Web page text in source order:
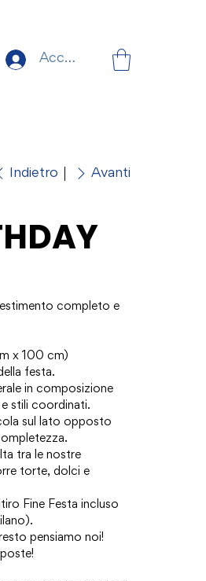
Accedi
Indietro Avanti
completo e
x 100 cm)
festa.
in composizione
stili coordinati.
sul lato opposto
tra le nostre
torte, dolci e
Fine Festa incluso
pensiamo noi!